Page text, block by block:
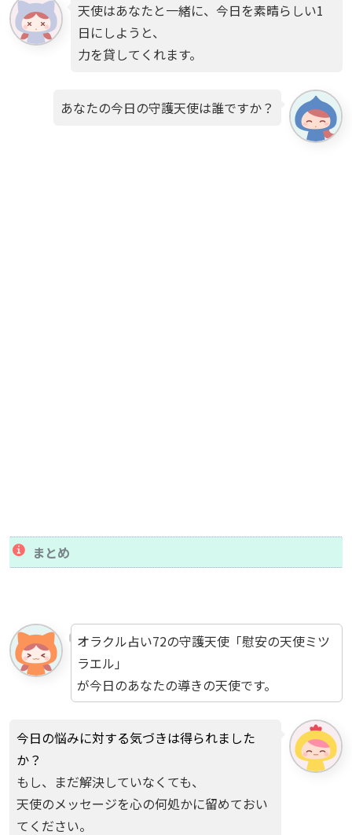
天使はあなたと一緒に、今日を素晴らしい1
日にしようと、
力を貸してくれます。
あなたの今日の守護天使は誰ですか？
まとめ
オラクル占い72の守護天使「慰安の天使ミツ
ラエル」
が今日のあなたの導きの天使です。
今日の悩みに対する気づきは得られました
か？
もし、まだ解決していなくても、
天使のメッセージを心の何処かに留めておい
てください。